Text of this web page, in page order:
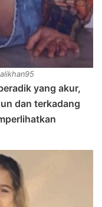
yang akur,
dan terkadang